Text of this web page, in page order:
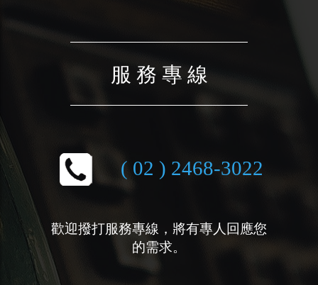
服 務 專 線
( 02 ) 2468-3022
歡迎撥打服務專線，將有專人回應您
的需求。